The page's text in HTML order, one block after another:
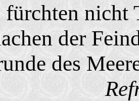
nicht
der
des